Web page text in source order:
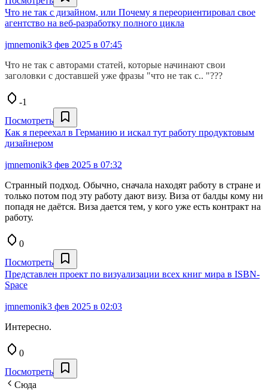
Что не так с дизайном, или Почему я переориентировал свое
агентство на веб-разработку полного цикла
jmnemonik3 фев 2025 в 07:45
Что не так с авторами статей, которые начинают свои
заголовки с доставшей уже фразы "что не так с.. "???
-1
Посмотреть
Как я переехал в Германию и искал тут работу продуктовым
дизайнером
jmnemonik3 фев 2025 в 07:32
Странный подход. Обычно, сначала находят работу в стране и
только потом под эту работу дают визу. Виза от балды кому ни
попадя не даётся. Виза дается тем, у кого уже есть контракт на
работу.
0
Посмотреть
Представлен проект по визуализации всех книг мира в ISBN-
Space
jmnemonik3 фев 2025 в 02:03
Интересно.
0
Посмотреть
Сюда